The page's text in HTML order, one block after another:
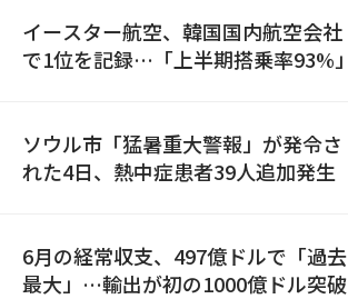
イースター航空、韓国国内航空会社
で1位を記録…「上半期搭乗率93%」
ソウル市「猛暑重大警報」が発令さ
れた4日、熱中症患者39人追加発生
6月の経常収支、497億ドルで「過去
最大」…輸出が初の1000億ドル突破